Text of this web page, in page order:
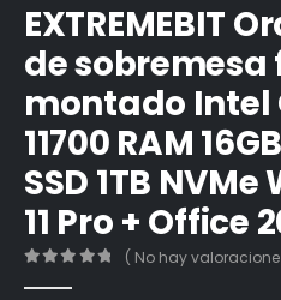
EXTREMEBIT
de sobremesa
montado Intel
11700 RAM
SSD 1TB
11 Pro + Office
( No hay